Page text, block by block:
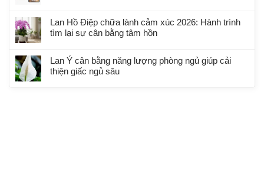
Lan Hồ Điệp chữa lành cảm xúc 2026: Hành trình
tìm lại sự cân bằng tâm hồn
Lan Ý cân bằng năng lượng phòng ngủ giúp cải
thiện giấc ngủ sâu